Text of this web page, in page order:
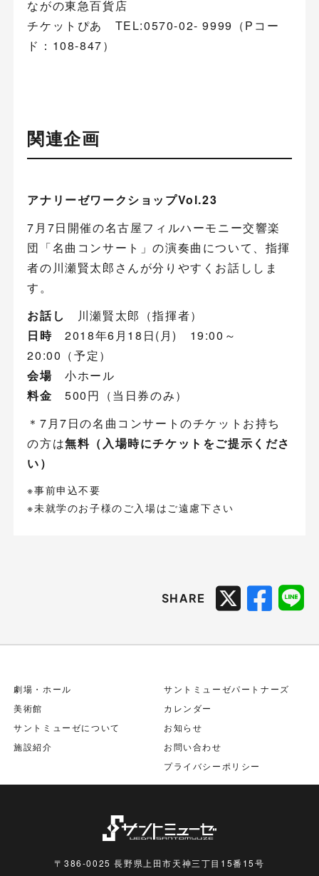
ながの東急百貨店
チケットぴあ TEL:0570-02- 9999（Pコー
ド：108-847）
関連企画
アナリーゼワークショップVol.23
7月7日開催の名古屋フィルハーモニー交響楽
団「名曲コンサート」の演奏曲について、指揮
者の川瀬賢太郎さんが分りやすくお話ししま
す。
お話し
川瀬賢太郎（指揮者）
日時 2018年6月18日(月) 19:00～
20:00（予定）
会場 小ホール
料金 500円（当日券のみ）
＊7月7日の名曲コンサートのチケットお持ち
の方は無料（入場時にチケットをご提示くださ
い）
※事前申込不要
※未就学のお子様のご入場はご遠慮下さい
SHARE
劇場・ホール
美術館
サントミューゼについて
施設紹介
サントミューゼパートナーズ
カレンダー
お知らせ
お問い合わせ
プライバシーポリシー
〒386-0025 長野県上田市天神三丁目15番15号